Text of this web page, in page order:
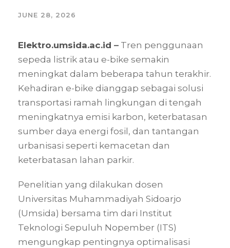
JUNE 28, 2026
Elektro.umsida.ac.id – Tren penggunaan
sepeda listrik atau e-bike semakin
meningkat dalam beberapa tahun terakhir.
Kehadiran e-bike dianggap sebagai solusi
transportasi ramah lingkungan di tengah
meningkatnya emisi karbon, keterbatasan
sumber daya energi fosil, dan tantangan
urbanisasi seperti kemacetan dan
keterbatasan lahan parkir.
Penelitian yang dilakukan dosen
Universitas Muhammadiyah Sidoarjo
(Umsida) bersama tim dari Institut
Teknologi Sepuluh Nopember (ITS)
mengungkap pentingnya optimalisasi